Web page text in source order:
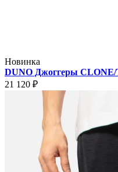
Новинка
DUNO Джоггеры CLONE/
21 120 ₽